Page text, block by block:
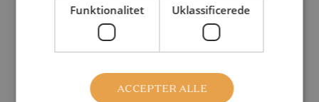
Relaterede udgivelser
Funktionalitet Uklassificerede
ACCEPTER ALLE